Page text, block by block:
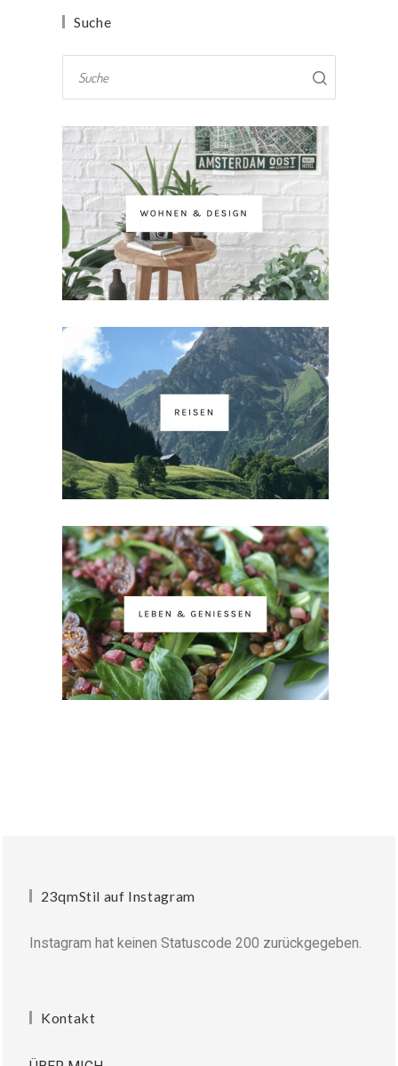
Suche
23qmStil auf Instagram
Instagram hat keinen Statuscode 200 zurückgegeben.
Kontakt